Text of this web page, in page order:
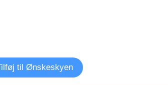
til Ønskeskyen